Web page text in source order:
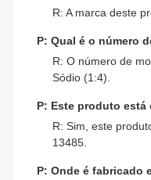
R: A marca deste
P: Qual é o número
R: O número de
Sódio (1:4).
P: Este produto está
R: Sim, este
13485.
P: Onde é fabricado